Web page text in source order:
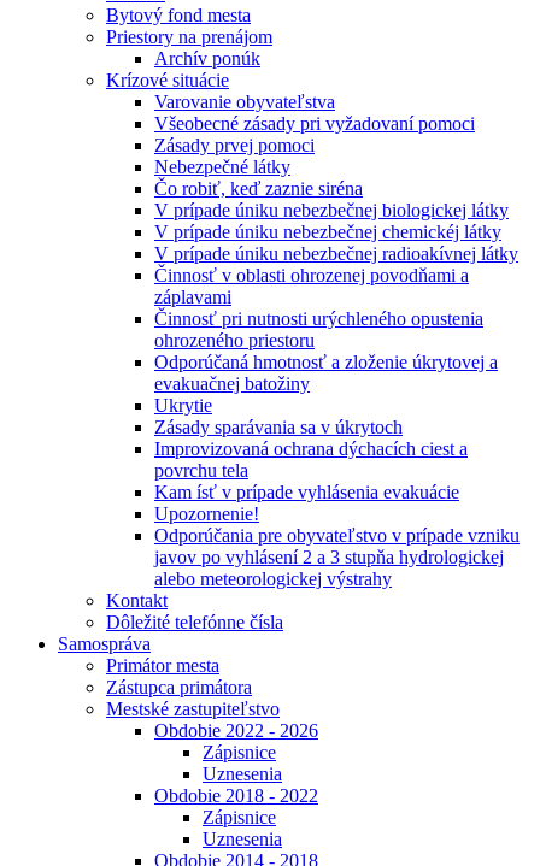
Bytový fond mesta
Priestory na prenájom
Archív ponúk
Krízové situácie
Varovanie obyvateľstva
Všeobecné zásady pri vyžadovaní pomoci
Zásady prvej pomoci
Nebezpečné látky
Čo robiť, keď zaznie siréna
V prípade úniku nebezbečnej biologickej látky
V prípade úniku nebezbečnej chemickéj látky
V prípade úniku nebezbečnej radioakívnej látky
Činnosť v oblasti ohrozenej povodňami a
záplavami
Činnosť pri nutnosti urýchleného opustenia
ohrozeného priestoru
Odporúčaná hmotnosť a zloženie úkrytovej a
evakuačnej batožiny
Ukrytie
Zásady sparávania sa v úkrytoch
Improvizovaná ochrana dýchacích ciest a
povrchu tela
Kam ísť v prípade vyhlásenia evakuácie
Upozornenie!
Odporúčania pre obyvateľstvo v prípade vzniku
javov po vyhlásení 2 a 3 stupňa hydrologickej
alebo meteorologickej výstrahy
Kontakt
Dôležité telefónne čísla
Samospráva
Primátor mesta
Zástupca primátora
Mestské zastupiteľstvo
Obdobie 2022 - 2026
Zápisnice
Uznesenia
Obdobie 2018 - 2022
Zápisnice
Uznesenia
Obdobie 2014 - 2018